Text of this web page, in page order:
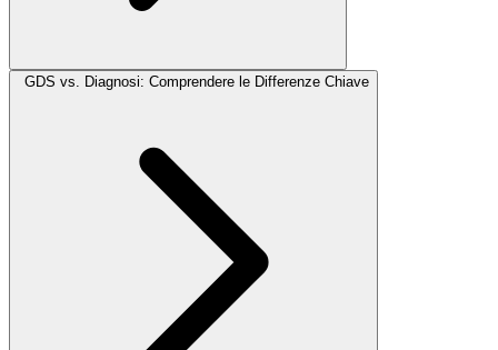
GDS vs. Diagnosi: Comprendere le Differenze Chiave